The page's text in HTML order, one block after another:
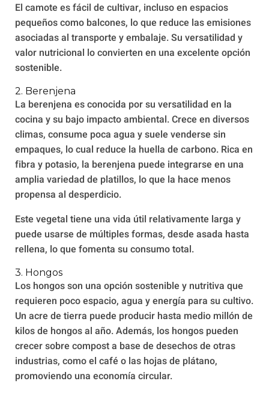
El camote es fácil de cultivar, incluso en espacios
pequeños como balcones, lo que reduce las emisiones
asociadas al transporte y embalaje. Su versatilidad y
valor nutricional lo convierten en una excelente opción
sostenible.
2. Berenjena
La berenjena es conocida por su versatilidad en la
cocina y su bajo impacto ambiental. Crece en diversos
climas, consume poca agua y suele venderse sin
empaques, lo cual reduce la huella de carbono. Rica en
fibra y potasio, la berenjena puede integrarse en una
amplia variedad de platillos, lo que la hace menos
propensa al desperdicio.
Este vegetal tiene una vida útil relativamente larga y
puede usarse de múltiples formas, desde asada hasta
rellena, lo que fomenta su consumo total.
3. Hongos
Los hongos son una opción sostenible y nutritiva que
requieren poco espacio, agua y energía para su cultivo.
Un acre de tierra puede producir hasta medio millón de
kilos de hongos al año. Además, los hongos pueden
crecer sobre compost a base de desechos de otras
industrias, como el café o las hojas de plátano,
promoviendo una economía circular.